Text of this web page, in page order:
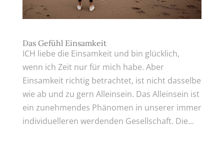
Das Gefühl Einsamkeit
ICH liebe die Einsamkeit und bin glücklich,
wenn ich Zeit nur für mich habe. Aber
Einsamkeit richtig betrachtet, ist nicht dasselbe
wie ab und zu gern Alleinsein. Das Alleinsein ist
ein zunehmendes Phänomen in unserer immer
individuelleren werdenden Gesellschaft. Die...